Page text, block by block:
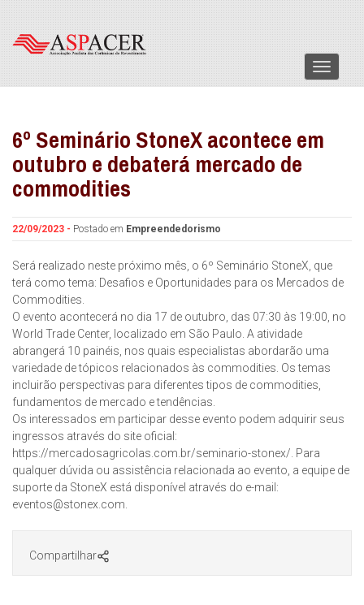
Menu
6º Seminário StoneX acontece em
outubro e debaterá mercado de
commodities
22/09/2023 - Postado em Empreendedorismo
Será realizado neste próximo mês, o 6º Seminário StoneX, que
terá como tema: Desafios e Oportunidades para os Mercados de
Commodities.
O evento acontecerá no dia 17 de outubro, das 07:30 às 19:00, no
World Trade Center, localizado em São Paulo. A atividade
abrangerá 10 painéis, nos quais especialistas abordarão uma
variedade de tópicos relacionados às commodities. Os temas
incluirão perspectivas para diferentes tipos de commodities,
fundamentos de mercado e tendências.
Os interessados em participar desse evento podem adquirir seus
ingressos através do site oficial:
https://mercadosagricolas.com.br/seminario-stonex/. Para
qualquer dúvida ou assistência relacionada ao evento, a equipe de
suporte da StoneX está disponível através do e-mail:
eventos@stonex.com.
Compartilhar